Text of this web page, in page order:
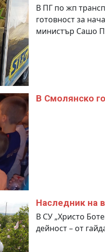
В ПГ по жп
готовност за
министър Сашо
В Смолянско
Наследник на
В СУ „Христо
дейност – от